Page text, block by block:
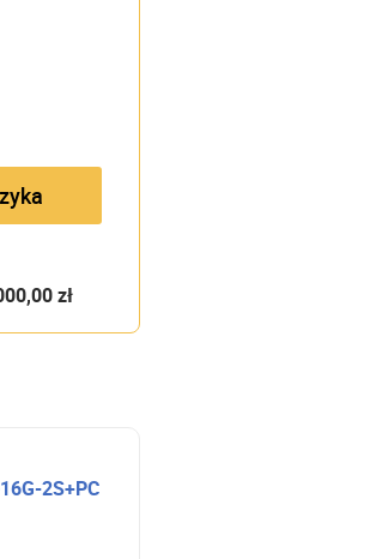
zł
2S+PC